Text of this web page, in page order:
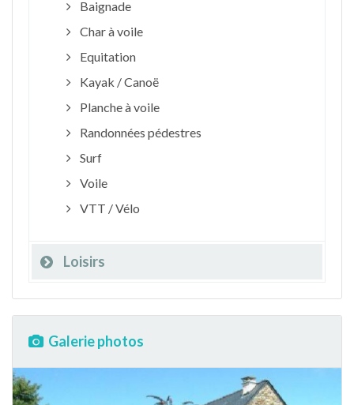
Baignade
Char à voile
Equitation
Kayak / Canoë
Planche à voile
Randonnées pédestres
Surf
Voile
VTT / Vélo
Loisirs
Galerie photos